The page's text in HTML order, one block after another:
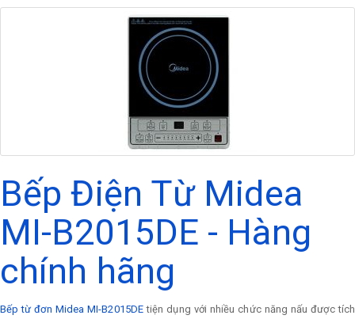
Bếp Điện Từ Midea
MI-B2015DE - Hàng
chính hãng
Bếp từ đơn Midea MI-B2015DE tiện dụng với nhiều chức năng nấu được tích